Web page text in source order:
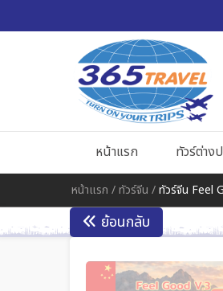
หน้าแรก ทัวร์ต่าง
หน้าแรก /ทัวร์จีน /ทัวร์จีน Feel
ย้อนกลับ